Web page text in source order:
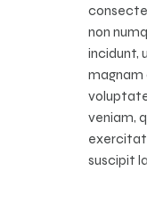
non
incidunt,
magnam
veniam,
suscipit